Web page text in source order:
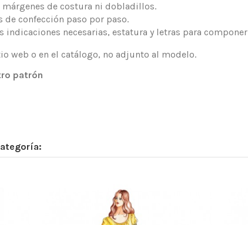
de costura ni dobladillos.
confección paso por paso.
indicaciones necesarias, estatura y letras para
web o en el catálogo, no adjunto al modelo.
patrón